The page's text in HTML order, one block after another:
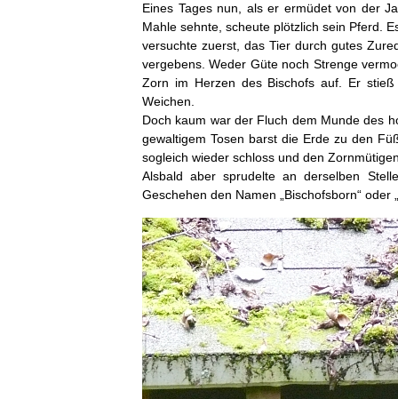
Eines Tages nun, als er ermüdet von der
Mahle sehnte, scheute plötzlich sein Pferd.
versuchte zuerst, das Tier durch gutes
vergebens. Weder Güte noch Strenge
Zorn im Herzen des Bischofs auf. Er
Weichen.
Doch kaum war der Fluch dem Munde des
gewaltigem Tosen barst die Erde zu den
sogleich wieder schloss und den
Alsbald aber sprudelte an derselben
Geschehen den Namen „Bischofsborn“ oder